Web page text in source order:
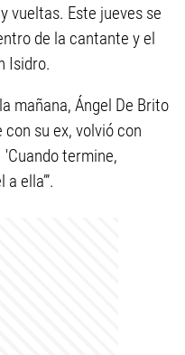
vueltas. Este jueves se
de la cantante y el
Isidro.
mañana, Ángel De Brito
su ex, volvió con
termine,
ella’”.